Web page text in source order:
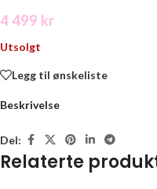
4 499 kr
Utsolgt
Legg til ønskeliste
Beskrivelse
Del:
Relaterte